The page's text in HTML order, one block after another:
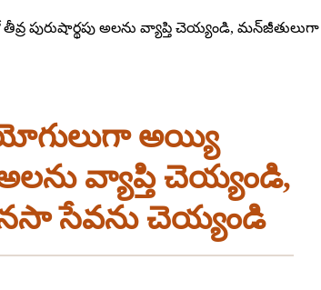
పురుషార్థపు అలను వ్యాప్తి చెయ్యండి,
అయ్యి
వ్యాప్తి చెయ్యండి,
సేవను చెయ్యండి